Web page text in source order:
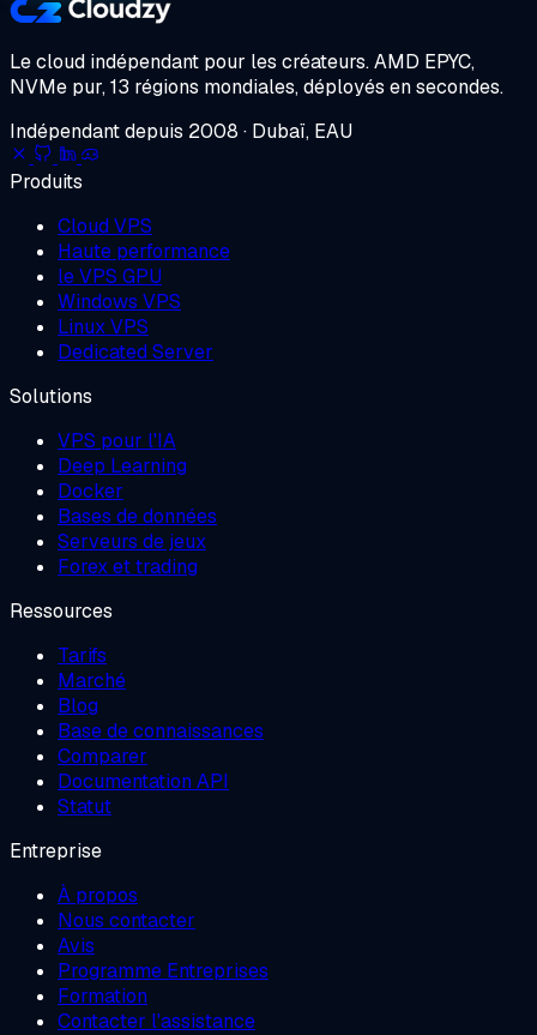
Le cloud indépendant pour les créateurs.AMD EPYC,
NVMe pur, 13 régions mondiales, déployés en secondes.
Indépendant depuis 2008 · Dubaï, EAU
Produits
Cloud VPS
Haute performance
le VPS GPU
Windows VPS
Linux VPS
Dedicated Server
Solutions
VPS pour l'IA
Deep Learning
Docker
Bases de données
Serveurs de jeux
Forex et trading
Ressources
Tarifs
Marché
Blog
Base de connaissances
Comparer
Documentation API
Statut
Entreprise
À propos
Nous contacter
Avis
Programme Entreprises
Formation
Contacter l'assistance